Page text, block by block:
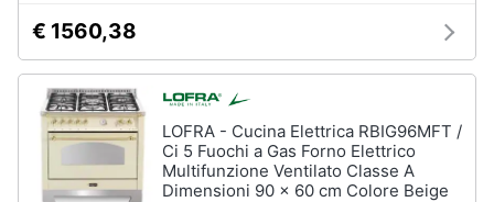
Beauty
Giocattoli
Prima
infanzia
Lavastoviglie
Whirlpool
Lavastoviglie
libera
installazione
tutti
€ 1560,38
LOFRA - Cucina Elettrica RBIG96MFT /
Ci 5 Fuochi a Gas Forno Elettrico
Multifunzione Ventilato Classe A
Dimensioni 90 x 60 cm Colore Beige